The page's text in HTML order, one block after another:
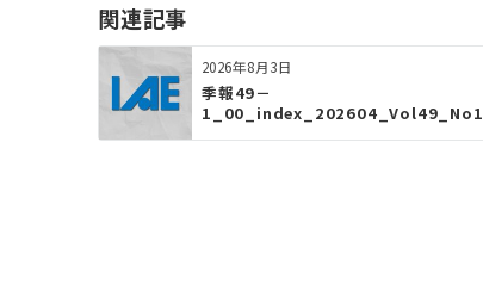
関連記事
2026年8月3日
季報49－
1_00_index_202604_Vol49_No1